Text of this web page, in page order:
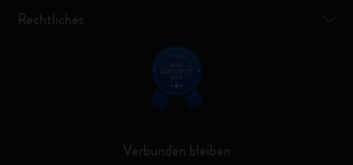
Rechtliches
Verbunden bleiben